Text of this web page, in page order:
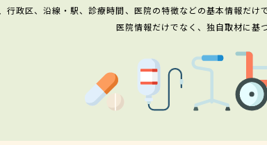
行政区、沿線・駅、診療時間、医院の特徴などの基本情報だ
医院情報だけでなく、独自取材に基